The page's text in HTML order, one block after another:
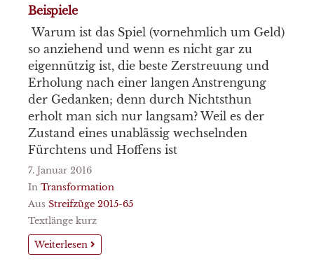
Beispiele
Warum ist das Spiel (vornehmlich um Geld)
so anziehend und wenn es nicht gar zu
eigennützig ist, die beste Zerstreuung und
Erholung nach einer langen Anstrengung
der Gedanken; denn durch Nichtsthun
erholt man sich nur langsam? Weil es der
Zustand eines unablässig wechselnden
Fürchtens und Hoffens ist
7. Januar 2016
In Transformation
Aus Streifzüge 2015-65
Textlänge kurz
Weiterlesen